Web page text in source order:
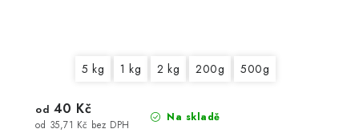
5 kg 1 kg 2 kg 200g 500g
Na skladě
od 35,71 Kč bez DPH
od 40 Kč